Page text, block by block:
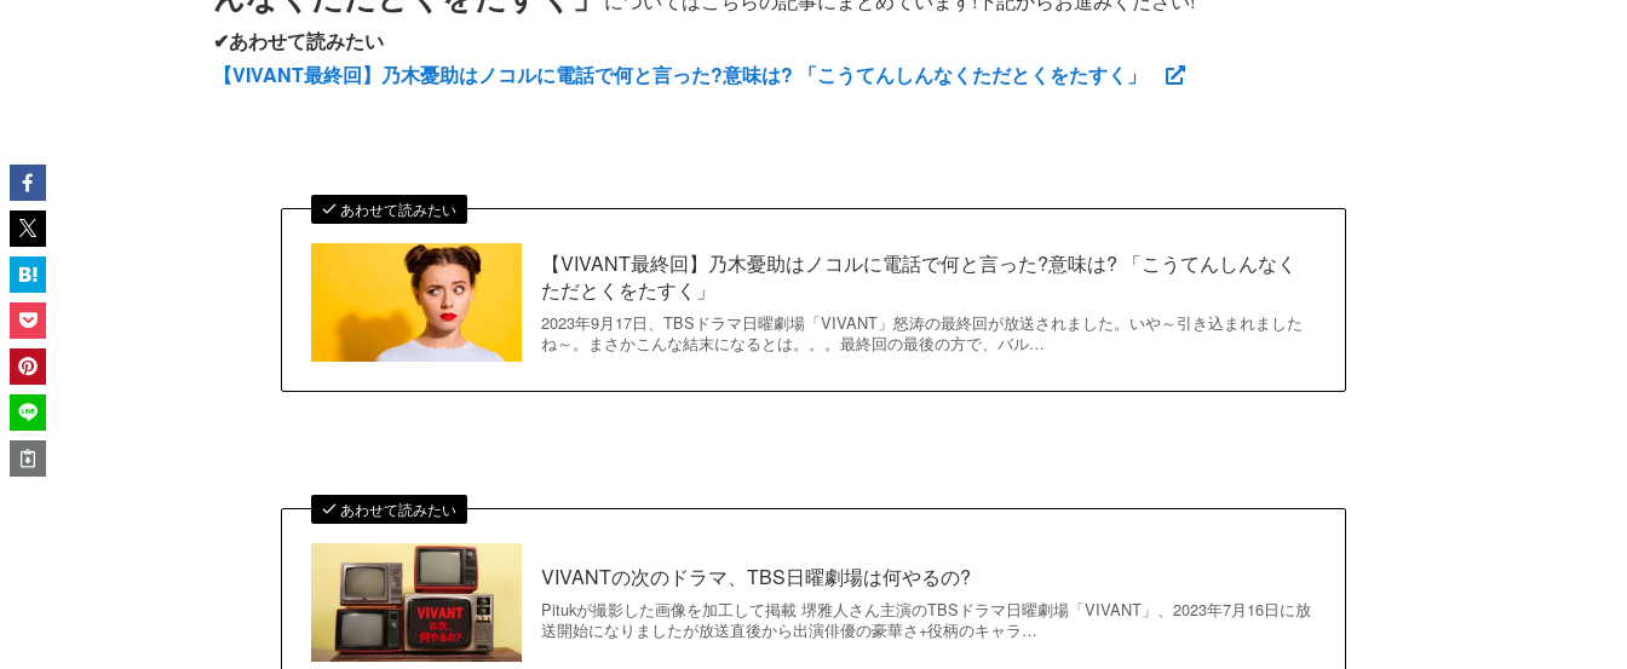
✔あわせて読みたい
【VIVANT最終回】乃木憂助はノコルに電話で何と言った?意味は? 「こうてんしんなくただとくをたすく」
あわせて読みたい
【VIVANT最終回】乃木憂助はノコルに電話で何と言った?意味は? 「こうてんしんなく
ただとくをたすく」
2023年9月17日、TBSドラマ日曜劇場「VIVANT」怒涛の最終回が放送されました。いや～引き込まれました
ね～。まさかこんな結末になるとは。。。最終回の最後の方で、バル…
あわせて読みたい
VIVANTの次のドラマ、TBS日曜劇場は何やるの?
Pitukが撮影した画像を加工して掲載 堺雅人さん主演のTBSドラマ日曜劇場「VIVANT」、2023年7月16日に放
送開始になりましたが放送直後から出演俳優の豪華さ+役柄のキャラ…